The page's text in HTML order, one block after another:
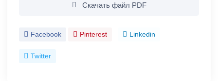
Скачать файл PDF
Facebook Pinterest Linkedin
Twitter